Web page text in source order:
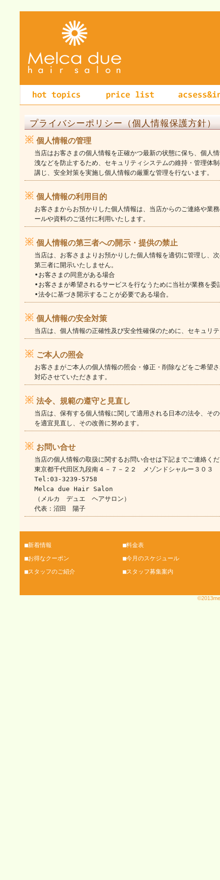
プライバシーポリシー（個人情報保護方針）
個人情報の管理
当店はお客さまの個人情報を正確かつ最新の状態に保ち、個人
洩などを防止するため、セキュリティシステムの維持・管理体
講じ、安全対策を実施し個人情報の厳重な管理を行ないます。
個人情報の利用目的
お客さまからお預かりした個人情報は、当店からのご連絡や業
ールや資料のご送付に利用いたします。
個人情報の第三者への開示・提供の禁止
当店は、お客さまよりお預かりした個人情報を適切に管理し、
第三者に開示いたしません。
•お客さまの同意がある場合
•お客さまが希望されるサービスを行なうために当社が業務を
•法令に基づき開示することが必要である場合。
個人情報の安全対策
当店は、個人情報の正確性及び安全性確保のために、セキュリ
ご本人の照会
お客さまがご本人の個人情報の照会・修正・削除などをご希望
対応させていただきます。
法令、規範の遵守と見直し
当店は、保有する個人情報に関して適用される日本の法令、そ
を適宜見直し、その改善に努めます。
お問い合せ
当店の個人情報の取扱に関するお問い合せは下記までご連絡く
東京都千代田区九段南４－７－２２ メゾンドシャルー３０３
Tel:03-3239-5758
Melca due Hair Salon
（メルカ デュエ ヘアサロン）
代表：沼田 陽子
■新着情報
■料金表
■お得なクーポン
■今月のスケジュール
■スタッフのご紹介
■スタッフ募集案内